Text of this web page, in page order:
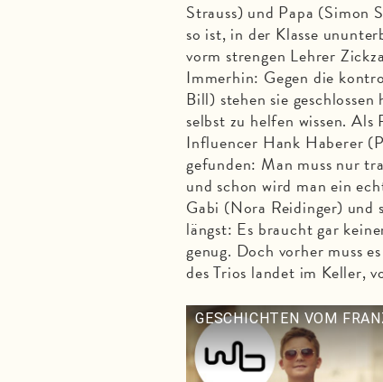
Strauss) und Papa (Simon
so ist, in der Klasse
vorm strengen Lehrer
Immerhin: Gegen die
Bill) stehen sie
selbst zu helfen wissen.
Influencer Hank Haberer
gefunden: Man muss nur
und schon wird man ein
Gabi (Nora Reidinger) und
längst: Es braucht gar
genug. Doch vorher muss
des Trios landet im Keller,
GESCHICHTEN VOM